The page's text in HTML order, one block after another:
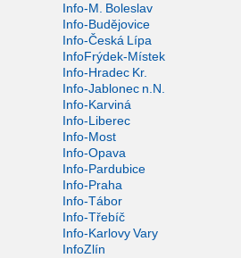
Info-M. Boleslav
Info-Budějovice
Info-Česká Lípa
InfoFrýdek-Místek
Info-Hradec Kr.
Info-Jablonec n.N.
Info-Karviná
Info-Liberec
Info-Most
Info-Opava
Info-Pardubice
Info-Praha
Info-Tábor
Info-Třebíč
Info-Karlovy Vary
InfoZlín